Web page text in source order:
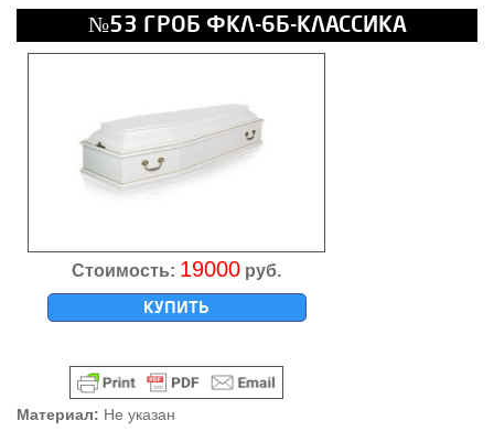
№53 ГРОБ ФКЛ-6Б-КЛАССИКА
Стоимость: 19000 руб.
КУПИТЬ
Материал: Не указан